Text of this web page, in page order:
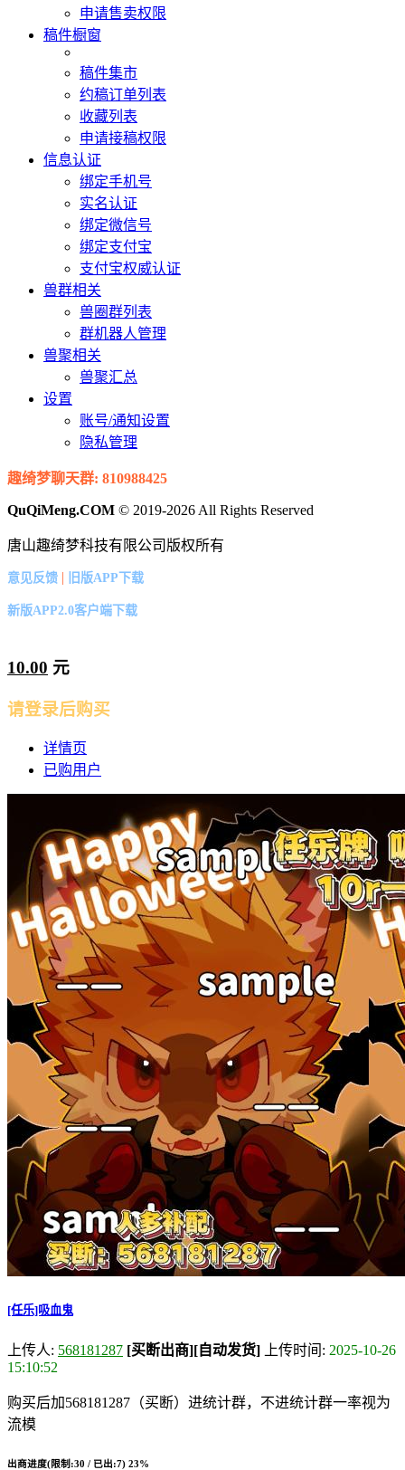
申请售卖权限
稿件橱窗
稿件集市
约稿订单列表
收藏列表
申请接稿权限
信息认证
绑定手机号
实名认证
绑定微信号
绑定支付宝
支付宝权威认证
兽群相关
兽圈群列表
群机器人管理
兽聚相关
兽聚汇总
设置
账号/通知设置
隐私管理
趣绮梦聊天群: 810988425
QuQiMeng.COM © 2019-2026 All Rights Reserved
唐山趣绮梦科技有限公司版权所有
意见反馈 | 旧版APP下载
新版APP2.0客户端下载
10.00 元
请登录后购买
详情页
已购用户
[任乐]吸血鬼
上传人: 568181287 [买断出商][自动发货] 上传时间: 2025-10-26
15:10:52
购买后加568181287（买断）进统计群，不进统计群一率视为
流模
出商进度(限制:30 / 已出:7) 23%